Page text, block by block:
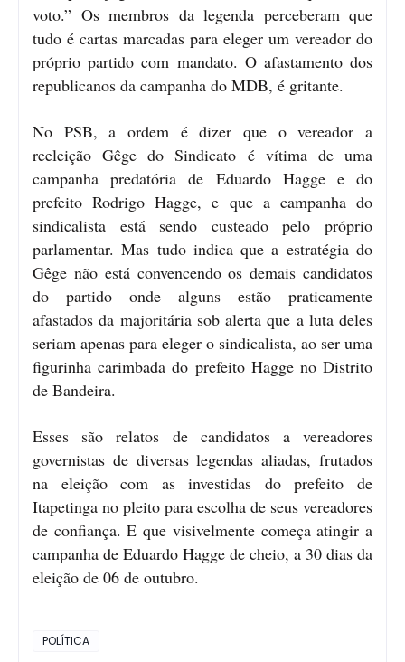
voto.” Os membros da legenda perceberam que
tudo é cartas marcadas para eleger um vereador do
próprio partido com mandato. O afastamento dos
republicanos da campanha do MDB, é gritante.
No PSB, a ordem é dizer que o vereador a
reeleição Gêge do Sindicato é vítima de uma
campanha predatória de Eduardo Hagge e do
prefeito Rodrigo Hagge, e que a campanha do
sindicalista está sendo custeado pelo próprio
parlamentar. Mas tudo indica que a estratégia do
Gêge não está convencendo os demais candidatos
do partido onde alguns estão praticamente
afastados da majoritária sob alerta que a luta deles
seriam apenas para eleger o sindicalista, ao ser uma
figurinha carimbada do prefeito Hagge no Distrito
de Bandeira.
Esses são relatos de candidatos a vereadores
governistas de diversas legendas aliadas, frutados
na eleição com as investidas do prefeito de
Itapetinga no pleito para escolha de seus vereadores
de confiança. E que visivelmente começa atingir a
campanha de Eduardo Hagge de cheio, a 30 dias da
eleição de 06 de outubro.
POLÍTICA